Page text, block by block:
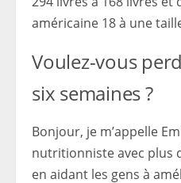
américaine 18 à une
Voulez-vous
six semaines ?
Bonjour, je m’appelle
nutritionniste avec plus
en aidant les gens à